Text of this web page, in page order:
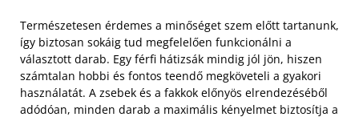
Természetesen érdemes a minőséget szem előtt tartanunk,
így biztosan sokáig tud megfelelően funkcionálni a
választott darab. Egy férfi hátizsák mindig jól jön, hiszen
számtalan hobbi és fontos teendő megköveteli a gyakori
használatát. A zsebek és a fakkok előnyös elrendezéséből
adódóan, minden darab a maximális kényelmet biztosítja a